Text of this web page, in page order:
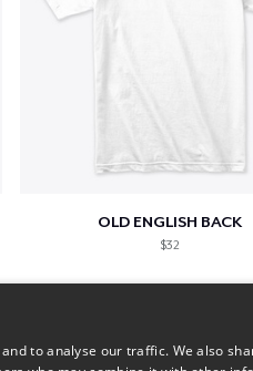
OLD ENGLISH BACK
$32
to analyse our traffic. We also